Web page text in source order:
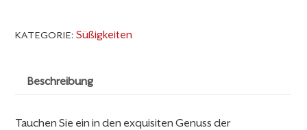
KATEGORIE:Süßigkeiten
Beschreibung
Tauchen Sie ein in den exquisiten Genuss der